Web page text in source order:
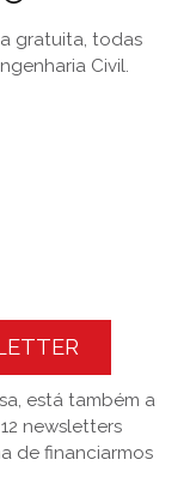
gratuita, todas
Civil.
está também a
newsletters
de financiarmos